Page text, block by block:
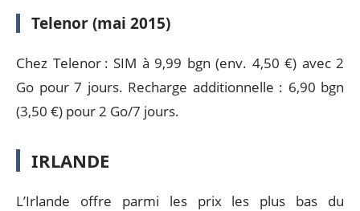
Telenor (mai 2015)
Chez Telenor : SIM à 9,99 bgn (env. 4,50 €) avec 2
Go pour 7 jours. Recharge additionnelle : 6,90 bgn
(3,50 €) pour 2 Go/7 jours.
IRLANDE
L’Irlande offre parmi les prix les plus bas du